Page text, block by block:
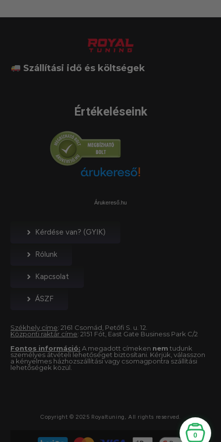
Szállítási idő és költségek
Értékeléseink
Árukereső.hu
Kérdése van? (GYIK)
Rólunk
Kapcsolat
ÁSZF
Székhely címe: 2161 Csomád, Petőfi S. u. 12.
Központi raktár címe: 2151 Fót, East Gate Business Park C/2
Fontos információ: A megadott címeken nem tudunk
személyes átvételi lehetőséget biztosítani. Kérjük, válasszon
a kényelmes házhozszállítási vagy csomagpontra szállítási
lehetőségek közül.
Copyright © 2025 Royaltuning, All rights reserved.
0